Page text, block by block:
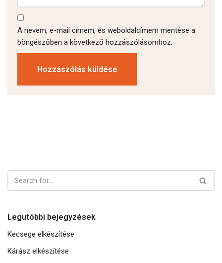
A nevem, e-mail címem, és weboldalcímem mentése a
böngészőben a következő hozzászólásomhoz.
Legutóbbi bejegyzések
Kecsege elkészítése
Kárász elkészítése